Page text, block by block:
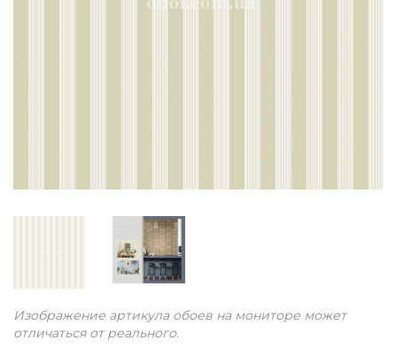
Изображение артикула обоев на мониторе может
отличаться от реального.